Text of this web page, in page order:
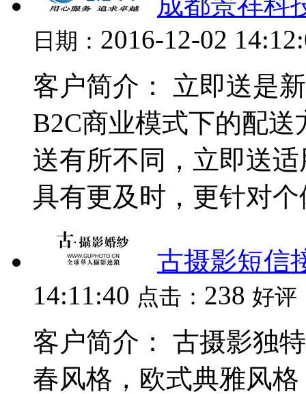
日期： 2016-12-02
客户简介： 立即送是
B2C商业模式下的配
送有所不同，立即送
具有更及时，更针对
古摄影短信
14:11:40 点击： 238 好评
客户简介： 古摄影独
春风格，欧式典雅风